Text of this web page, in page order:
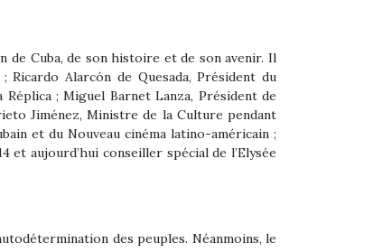
de Cuba, de son histoire et de son avenir. Il
Alarcón de Quesada, Président du
; Miguel Barnet Lanza, Président de
Jiménez, Ministre de la Culture pendant
et du Nouveau cinéma latino-américain ;
et aujourd’hui conseiller spécial de l’Elysée
des peuples. Néanmoins, le